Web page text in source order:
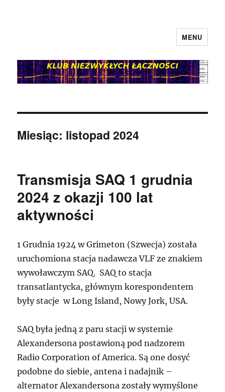
MENU
Miesiąc: listopad 2024
Transmisja SAQ 1 grudnia
2024 z okazji 100 lat
aktywności
1 Grudnia 1924 w Grimeton (Szwecja) została
uruchomiona stacja nadawcza VLF ze znakiem
wywoławczym SAQ. SAQ to stacja
transatlantycka, głównym korespondentem
były stacje w Long Island, Nowy Jork, USA.
SAQ była jedną z paru stacji w systemie
Alexandersona postawioną pod nadzorem
Radio Corporation of America. Są one dosyć
podobne do siebie, antena i nadajnik –
alternator Alexandersona zostały wymyślone